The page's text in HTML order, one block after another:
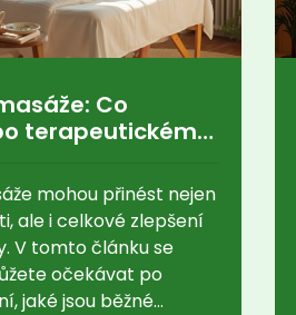
Co
terapeutickém
mohou přinést nejen
ale i celkové zlepšení
V tomto článku se
očekávat po
jaké jsou běžné